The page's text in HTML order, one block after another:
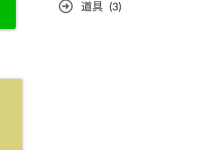
道具 (3)